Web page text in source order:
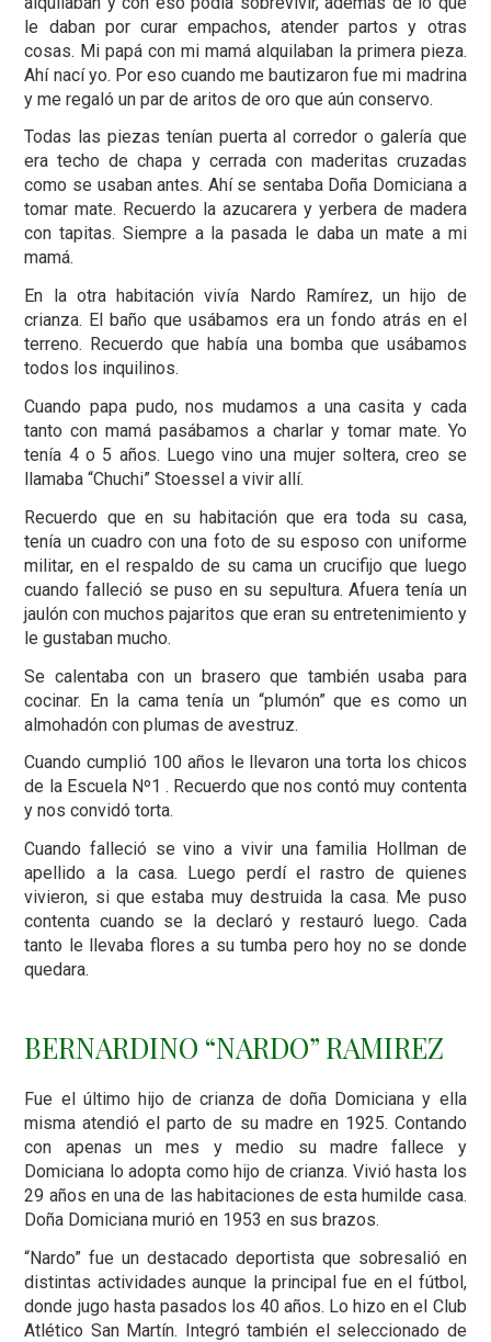
le daban por curar empachos, atender partos y otras
cosas. Mi papá con mi mamá alquilaban la primera pieza.
Ahí nací yo. Por eso cuando me bautizaron fue mi madrina
y me regaló un par de aritos de oro que aún conservo.
Todas las piezas tenían puerta al corredor o galería que
era techo de chapa y cerrada con maderitas cruzadas
como se usaban antes. Ahí se sentaba Doña Domiciana a
tomar mate. Recuerdo la azucarera y yerbera de madera
con tapitas. Siempre a la pasada le daba un mate a mi
mamá.
En la otra habitación vivía Nardo Ramírez, un hijo de
crianza. El baño que usábamos era un fondo atrás en el
terreno. Recuerdo que había una bomba que usábamos
todos los inquilinos.
Cuando papa pudo, nos mudamos a una casita y cada
tanto con mamá pasábamos a charlar y tomar mate. Yo
tenía 4 o 5 años. Luego vino una mujer soltera, creo se
llamaba “Chuchi” Stoessel a vivir allí.
Recuerdo que en su habitación que era toda su casa,
tenía un cuadro con una foto de su esposo con uniforme
militar, en el respaldo de su cama un crucifijo que luego
cuando falleció se puso en su sepultura. Afuera tenía un
jaulón con muchos pajaritos que eran su entretenimiento y
le gustaban mucho.
Se calentaba con un brasero que también usaba para
cocinar. En la cama tenía un “plumón” que es como un
almohadón con plumas de avestruz.
Cuando cumplió 100 años le llevaron una torta los chicos
de la Escuela Nº1 . Recuerdo que nos contó muy contenta
y nos convidó torta.
Cuando falleció se vino a vivir una familia Hollman de
apellido a la casa. Luego perdí el rastro de quienes
vivieron, si que estaba muy destruida la casa. Me puso
contenta cuando se la declaró y restauró luego. Cada
tanto le llevaba flores a su tumba pero hoy no se donde
quedara.
BERNARDINO “NARDO” RAMIREZ
Fue el último hijo de crianza de doña Domiciana y ella
misma atendió el parto de su madre en 1925. Contando
con apenas un mes y medio su madre fallece y
Domiciana lo adopta como hijo de crianza. Vivió hasta los
29 años en una de las habitaciones de esta humilde casa.
Doña Domiciana murió en 1953 en sus brazos.
“Nardo” fue un destacado deportista que sobresalió en
distintas actividades aunque la principal fue en el fútbol,
donde jugo hasta pasados los 40 años. Lo hizo en el Club
Atlético San Martín. Integró también el seleccionado de